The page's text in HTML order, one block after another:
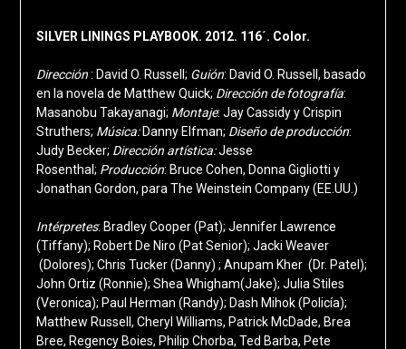
SILVER LININGS PLAYBOOK. 2012. 116´. Color.
Dirección: David O. Russell; Guión: David O. Russell, basado
en la novela de Matthew Quick; Dirección de fotografía:
Masanobu Takayanagi; Montaje: Jay Cassidy y Crispin
Struthers; Música: Danny Elfman; Diseño de producción:
Judy Becker; Dirección artística:Jesse
Rosenthal; Producción: Bruce Cohen, Donna Gigliotti y
Jonathan Gordon, para The Weinstein Company (EE.UU.)
Intérpretes: Bradley Cooper (Pat); Jennifer Lawrence
(Tiffany); Robert De Niro (Pat Senior); Jacki Weaver
(Dolores); Chris Tucker (Danny) ; Anupam Kher (Dr. Patel);
John Ortiz (Ronnie); Shea Whigham(Jake); Julia Stiles
(Veronica); Paul Herman (Randy); Dash Mihok (Policía);
Matthew Russell, Cheryl Williams, Patrick McDade, Brea
Bree, Regency Boies, Philip Chorba, Ted Barba, Pete